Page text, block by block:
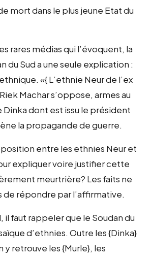
mort dans le plus jeune Etat du
rares médias qui l’évoquent, la
du Sud a une seule explication :
«{ L’ethnie Neur de l’ex
Machar s’oppose, armes au
Dinka dont est issu le président
la propagande de guerre.
entre les ethnies Neur et
expliquer voire justifier cette
meurtrière? Les faits ne
répondre par l’affirmative.
il faut rappeler que le Soudan du
d’ethnies. Outre les {Dinka}
y retrouve les {Murle}, les